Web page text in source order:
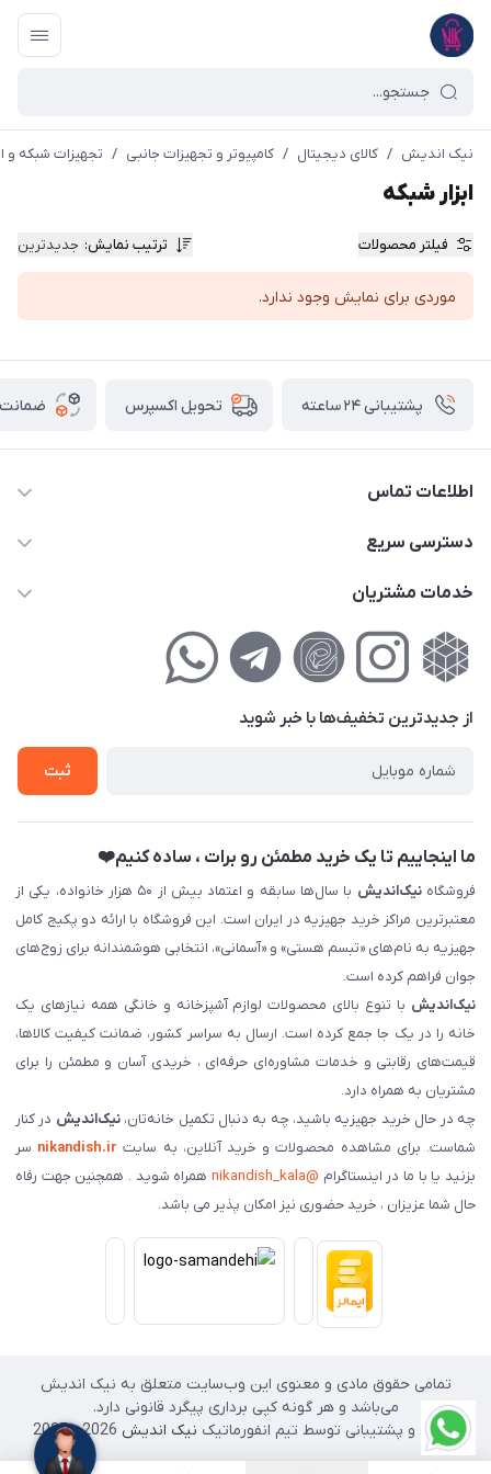
نیک اندیش / کالای دیجیتال / کامپیوتر و تجهیزات جانبی / تجهیزات شبکه و
ابزار شبکه
فیلتر محصولات ترتیب نمایش: جدیدترین
موردی برای نمایش وجود ندارد.
پشتیبانی ۲۴ ساعته تحویل اکسپرس ضمانت
اطلاعات تماس
02177111474
کوچه گلریز 4 غربی ، پلاک 13
دسترسی سریع
حساب کاربری
لیست محصولات
خدمات مشتریان
راهنمای‌خرید‌آنلاین
حریم خصوصی
فروش‌اقساطی
از جدید‌ترین تخفیف‌ها با‌ خبر شوید
ثبت
ما اینجاییم تا یک خرید مطمئن رو برات ، ساده کنیم❤️
فروشگاهنیک‌اندیش
با سال‌ها سابقه و اعتماد بیش از ۵۰ هزار خانواده، یکی از
معتبرترین مراکز خرید جهیزیه در ایران است. این فروشگاه با ارائه دو پکیج کامل
جهیزیه به نام‌های «تبسم هستی» و «آسمانی»، انتخابی هوشمندانه برای زوج‌های
جوان فراهم کرده است.
نیک‌اندیش با تنوع بالای محصولات لوازم آشپزخانه و خانگی همه نیازهای یک
خانه را در یک جا جمع کرده است. ارسال به سراسر کشور، ضمانت کیفیت کالاها،
قیمت‌های رقابتی و خدمات مشاوره‌ای حرفه‌ای ، خریدی آسان و مطمئن را برای
مشتریان به همراه دارد.
چه در حال خرید جهیزیه باشید، چه به دنبال تکمیل خانه‌تان،نیک‌اندیش در کنار
شماست. برای مشاهده محصولات و خرید آنلاین، به سایت nikandish.ir سر
بزنید یا با ما در اینستاگرام @nikandish_kala
همراه شوید . همچنین جهت رفاه
حال شما عزیزان ، خرید حضوری نیز امکان پذیر می باشد.
تمامی حقوق مادی و معنوی این وب‌سایت متعلق به نیک اندیش
می‌باشد و هر گونه کپی برداری پیگرد قانونی دارد.
طراحی و پشتیبانی توسط تیم انفورماتیک نیک اندیش 2026 - 2025